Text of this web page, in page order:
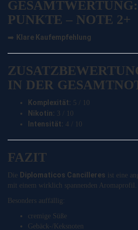
GESAMTWERTUNG:
PUNKTE – NOTE 2+
➡️ Klare Kaufempfehlung
IN DER
Komplexität: 5 / 10
Nikotin: 3 / 10
Intensität: 4 / 10
FAZIT
Die Diplomaticos Cancilleres ist eine
mit einem wirklich spannenden Aromaprofil.
Besonders auffällig:
cremige Süße
Gebäck-/Keksnoten